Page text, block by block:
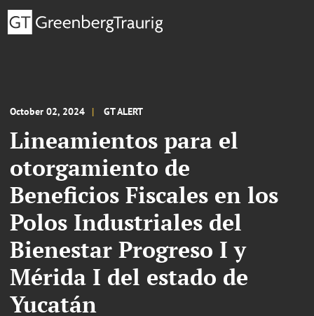
October 02, 2024 GT ALERT
Lineamientos para el
otorgamiento de
Beneficios Fiscales en los
Polos Industriales del
Bienestar Progreso I y
Mérida I del estado de
Yucatán